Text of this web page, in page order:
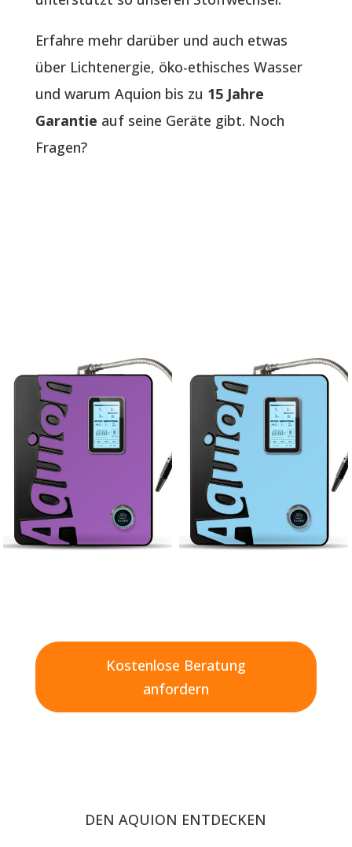
Erfahre mehr darüber und auch etwas
über Lichtenergie, öko-ethisches Wasser
und warum Aquion bis zu 15 Jahre
Garantie auf seine Geräte gibt. Noch
Fragen?
Kostenlose Beratung
anfordern
DEN AQUION ENTDECKEN